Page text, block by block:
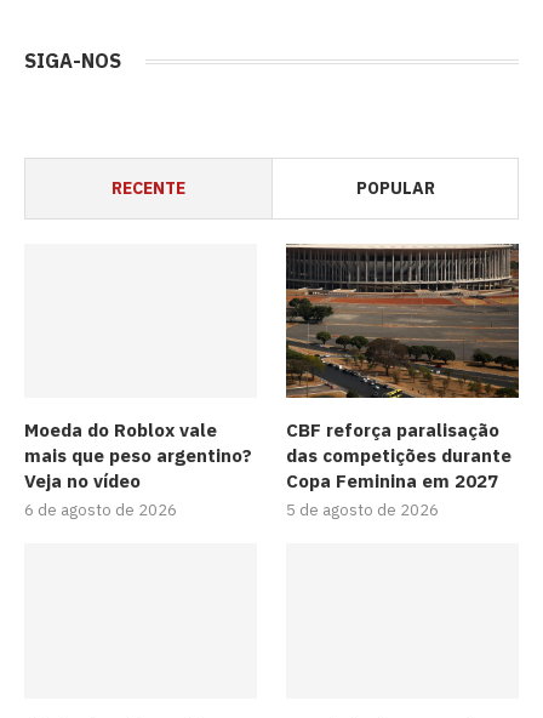
SIGA-NOS
RECENTE POPULAR
Moeda do Roblox vale
mais que peso argentino?
Veja no vídeo
6 de agosto de 2026
CBF reforça paralisação
das competições durante
Copa Feminina em 2027
5 de agosto de 2026